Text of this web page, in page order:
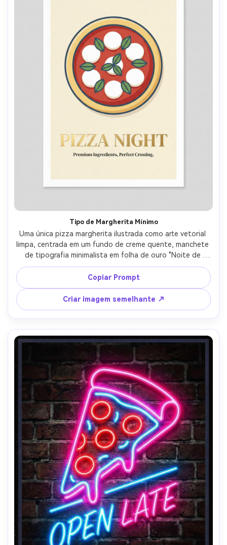
Tipo de Margherita Mínimo
Uma única pizza margherita ilustrada como arte vetorial
limpa, centrada em um fundo de creme quente, manchete
de tipografia minimalista em folha de ouro "Noite de
pizza" com efeito de relevo sutil, letras serif modernas
para subtexto, margens brancas generosas, design de
pôster pronto para impressão, paleta amigável CMYK,
300 DPI, bordas nítidas, sem desordem, sensação de
papelaria premium, lente de 85mm, profundidade de
campo rasa, iluminação cinematográfica suave-AR 4:5
Copiar Prompt
Criar imagem semelhante ↗